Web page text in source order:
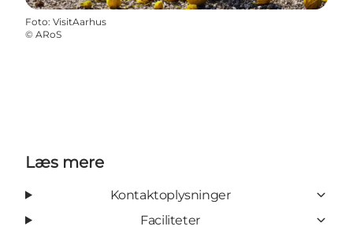
Foto: VisitAarhus
© ARoS
Læs mere
Kontaktoplysninger
Faciliteter